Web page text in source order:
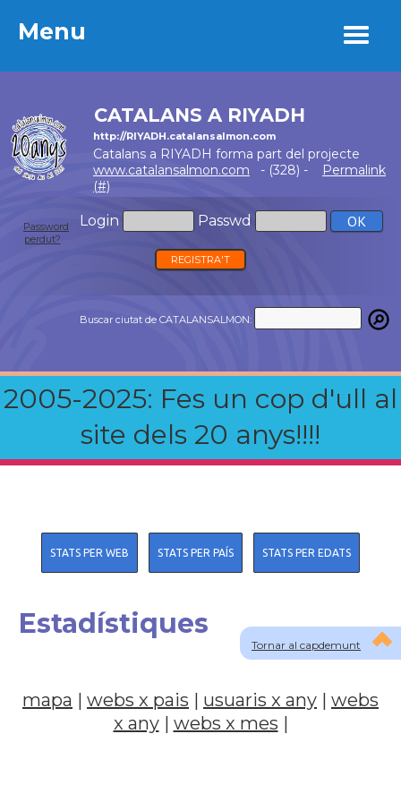
Menu
CATALANS A RIYADH
http://RIYADH.catalansalmon.com
Catalans a RIYADH forma part del projecte
www.catalansalmon.com - (328) -
Permalink
(#)
Login Passwd
Password
perdut?
REGISTRA'T
Buscar ciutat de CATALANSALMON:
2005-2025: Fes un cop d'ull al
site dels 20 anys!!!!
Menu
Tornar al capdemunt
STATS PER WEB STATS PER PAÍS STATS PER EDATS
Estadístiques
mapa | webs x pais | usuaris x any | webs
x any| webs x mes |